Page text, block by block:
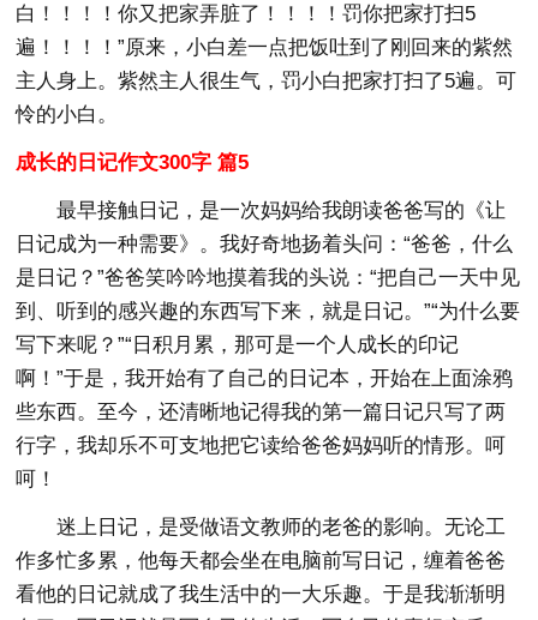
白！！！！你又把家弄脏了！！！！罚你把家打扫5
遍！！！！”原来，小白差一点把饭吐到了刚回来的紫然
主人身上。紫然主人很生气，罚小白把家打扫了5遍。可
怜的小白。
成长的日记作文300字 篇5
最早接触日记，是一次妈妈给我朗读爸爸写的《让
日记成为一种需要》。我好奇地扬着头问：“爸爸，什么
是日记？”爸爸笑吟吟地摸着我的头说：“把自己一天中见
到、听到的感兴趣的东西写下来，就是日记。”“为什么要
写下来呢？”“日积月累，那可是一个人成长的印记
啊！”于是，我开始有了自己的日记本，开始在上面涂鸦
些东西。至今，还清晰地记得我的第一篇日记只写了两
行字，我却乐不可支地把它读给爸爸妈妈听的情形。呵
呵！
迷上日记，是受做语文教师的老爸的影响。无论工
作多忙多累，他每天都会坐在电脑前写日记，缠着爸爸
看他的日记就成了我生活中的一大乐趣。于是我渐渐明